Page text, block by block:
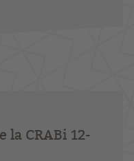
la CRABi 12-